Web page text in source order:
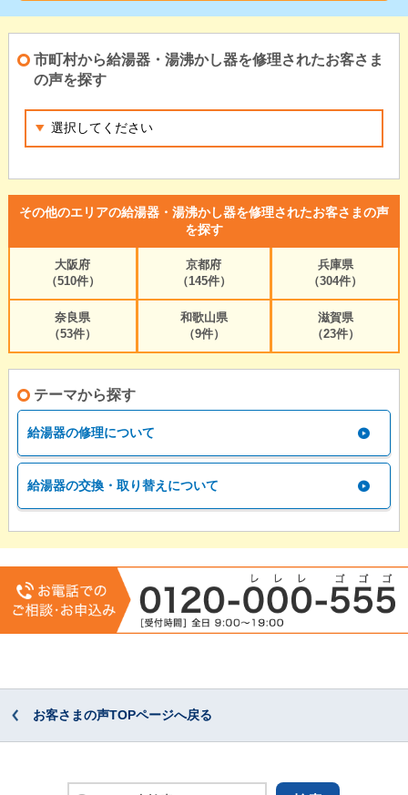
市町村から給湯器・湯沸かし器を修理されたお客さま
の声を探す
その他のエリアの給湯器・湯沸かし器を修理されたお客さまの声
を探す
大阪府
（510件）
京都府
（145件）
兵庫県
（304件）
奈良県
（53件）
和歌山県
（9件）
滋賀県
（23件）
テーマから探す
給湯器の修理について
給湯器の交換・取り替えについて
お客さまの声TOPページへ戻る